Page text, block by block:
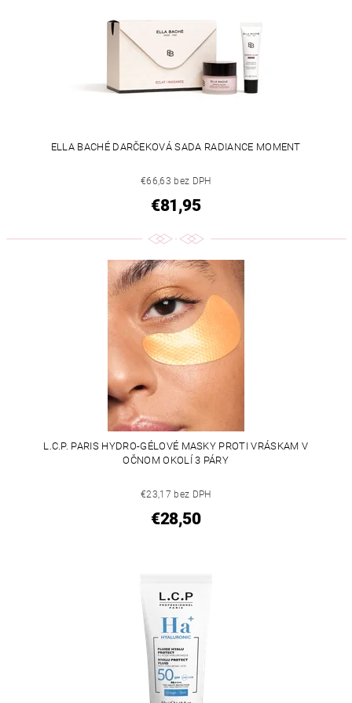
ELLA BACHÉ DARČEKOVÁ SADA RADIANCE MOMENT
€66,63 bez DPH
€81,95
L.C.P. PARIS HYDRO-GÉLOVÉ MASKY PROTI VRÁSKAM V
OČNOM OKOLÍ 3 PÁRY
€23,17 bez DPH
€28,50